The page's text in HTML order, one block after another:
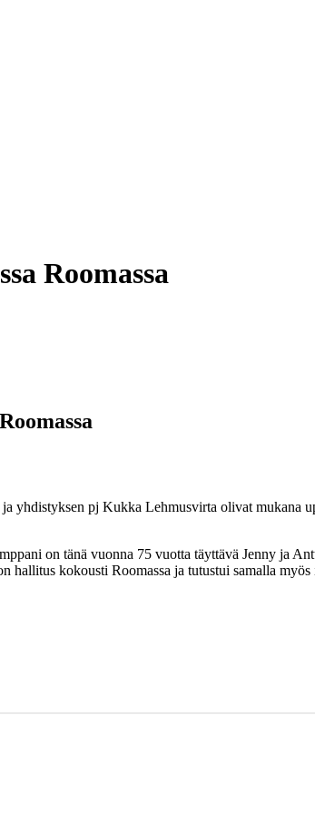
Roomassa
yhdistyksen pj Kukka Lehmusvirta olivat mukana
on tänä vuonna 75 vuotta täyttävä Jenny ja
kokousti Roomassa ja tutustui samalla